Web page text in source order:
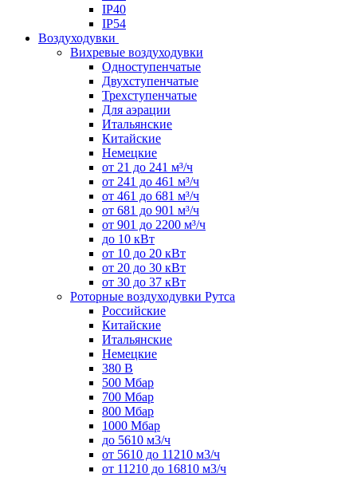
IP40
IP54
Воздуходувки
Вихревые воздуходувки
Одноступенчатые
Двухступенчатые
Трехступенчатые
Для аэрации
Итальянские
Китайские
Немецкие
от 21 до 241 м³/ч
от 241 до 461 м³/ч
от 461 до 681 м³/ч
от 681 до 901 м³/ч
от 901 до 2200 м³/ч
до 10 кВт
от 10 до 20 кВт
от 20 до 30 кВт
от 30 до 37 кВт
Роторные воздуходувки Рутса
Российские
Китайские
Итальянские
Немецкие
380 В
500 Мбар
700 Мбар
800 Мбар
1000 Мбар
до 5610 м3/ч
от 5610 до 11210 м3/ч
от 11210 до 16810 м3/ч